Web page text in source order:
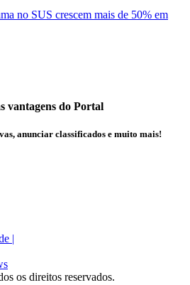
vantagens do Portal
anunciar classificados e muito mais!
|
os direitos reservados.